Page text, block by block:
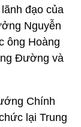
đạo của
Nguyễn
ông Hoàng
Đường và
Chính
lại Trung